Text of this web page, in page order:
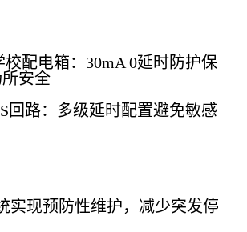
配电箱：30mA 0延时防护保
安全
回路：多级延时配置避免敏感
实现预防性维护，减少突发停